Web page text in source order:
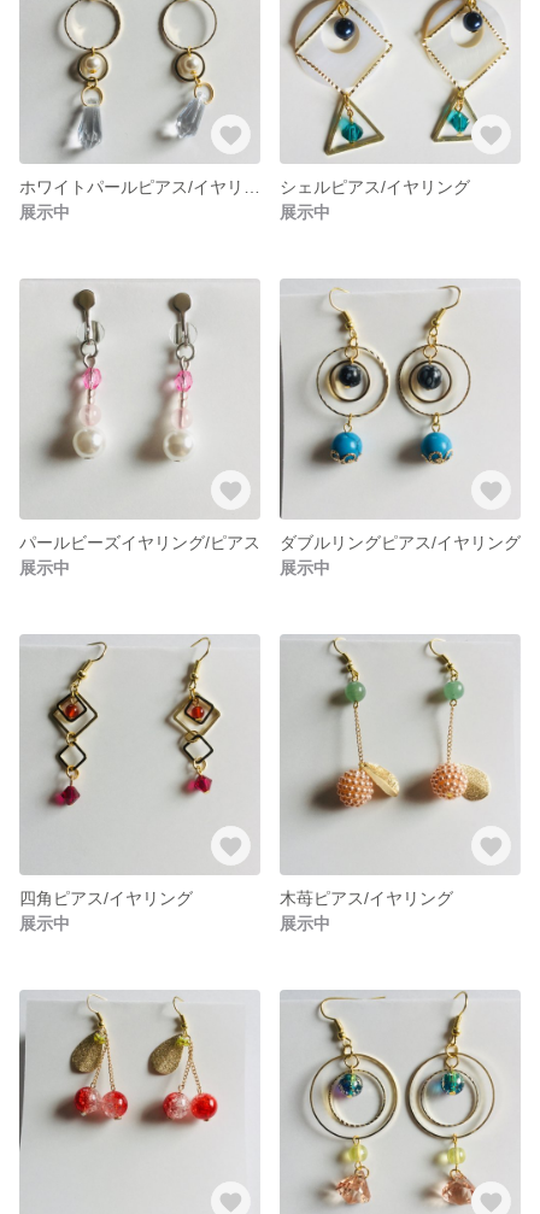
展示中
シェルピアス/イヤリング
展示中
パールビーズイヤリング/ピアス
展示中
ダブルリングピアス/イヤリング
展示中
四角ピアス/イヤリング
展示中
木苺ピアス/イヤリング
展示中